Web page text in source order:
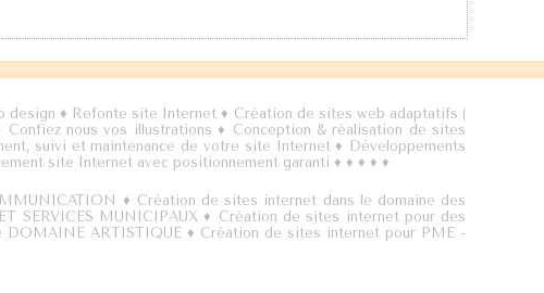
design ♦ Refonte site Internet ♦ Création de sites web adaptatifs (
Confiez nous vos illustrations ♦ Conception & réalisation de sites
suivi et maintenance de votre site Internet♦
Développements
site Internet avec positionnement garanti ♦ ♦ ♦ ♦ ♦
♦ Création de sites internet dans le domaine des
SERVICES MUNICIPAUX♦ Création de sites internet pour des
ARTISTIQUE♦ Création de sites internet pour PME -